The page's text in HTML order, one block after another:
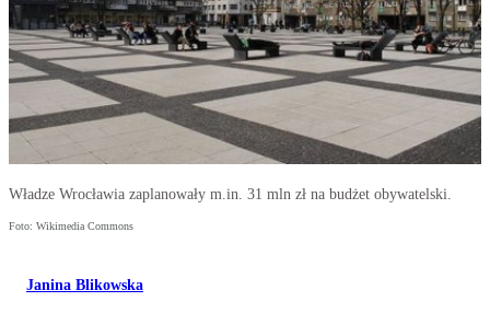
Władze Wrocławia zaplanowały m.in. 31 mln zł na budżet obywatelski.
Foto: Wikimedia Commons
Janina Blikowska